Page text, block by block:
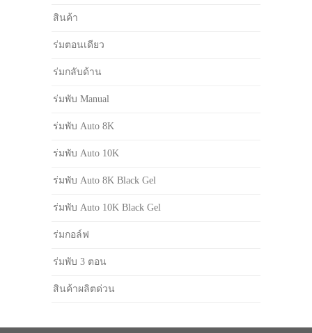
สินค้า
ร่มตอนเดียว
ร่มกลับด้าน
ร่มพับ Manual
ร่มพับ Auto 8K
ร่มพับ Auto 10K
ร่มพับ Auto 8K Black Gel
ร่มพับ Auto 10K Black Gel
ร่มกอล์ฟ
ร่มพับ 3 ตอน
สินค้าผลิตด่วน